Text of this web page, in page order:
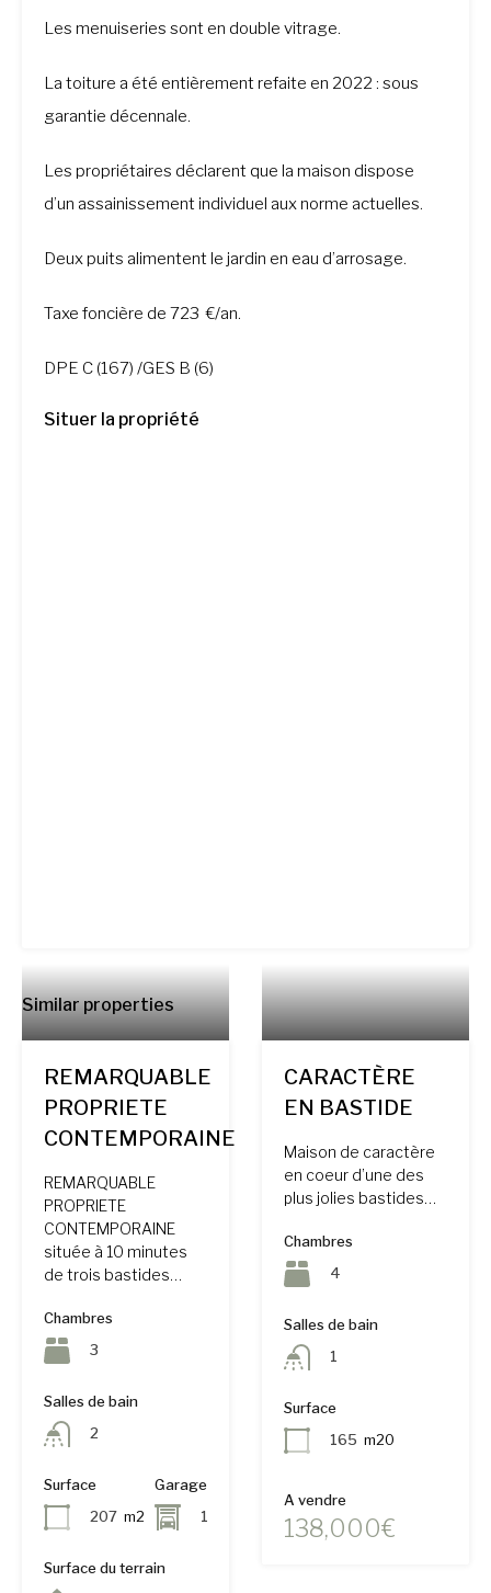
Les menuiseries sont en double vitrage.
La toiture a été entièrement refaite en 2022 : sous
garantie décennale.
Les propriétaires déclarent que la maison dispose
d’un assainissement individuel aux norme actuelles.
Deux puits alimentent le jardin en eau d’arrosage.
Taxe foncière de 723 €/an.
DPE C (167) /GES B (6)
Situer la propriété
Similar properties
REMARQUABLE
PROPRIETE
CONTEMPORAINE
REMARQUABLE
PROPRIETE
CONTEMPORAINE
située à 10 minutes
de trois bastides…
Chambres
3
Salles de bain
2
Surface
207 m2
Garage
1
Surface du terrain
CARACTÈRE
EN BASTIDE
Maison de caractère
en coeur d’une des
plus jolies bastides…
Chambres
4
Salles de bain
1
Surface
165 m20
A vendre
138,000€